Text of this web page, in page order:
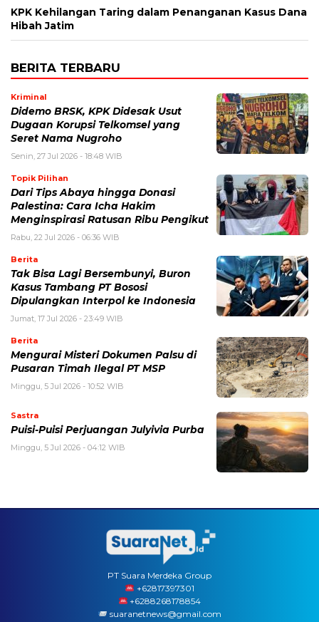
KPK Kehilangan Taring dalam Penanganan Kasus Dana
Hibah Jatim
BERITA TERBARU
Kriminal
Didemo BRSK, KPK Didesak Usut
Dugaan Korupsi Telkomsel yang
Seret Nama Nugroho
Senin, 27 Jul 2026 - 18:48 WIB
Topik Pilihan
Dari Tips Abaya hingga Donasi
Palestina: Cara Icha Hakim
Menginspirasi Ratusan Ribu Pengikut
Rabu, 22 Jul 2026 - 06:36 WIB
Berita
Tak Bisa Lagi Bersembunyi, Buron
Kasus Tambang PT Bososi
Dipulangkan Interpol ke Indonesia
Jumat, 17 Jul 2026 - 23:49 WIB
Berita
Mengurai Misteri Dokumen Palsu di
Pusaran Timah Ilegal PT MSP
Minggu, 5 Jul 2026 - 10:52 WIB
Sastra
Puisi-Puisi Perjuangan Julyivia Purba
Minggu, 5 Jul 2026 - 04:12 WIB
PT Suara Merdeka Group
‪+62817397301
+6288268178854
suaranetnews@gmail.com